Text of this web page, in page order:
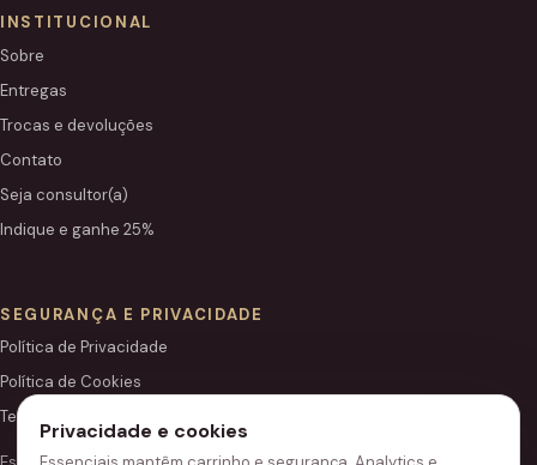
INSTITUCIONAL
Sobre
Entregas
Trocas e devoluções
Contato
Seja consultor(a)
Indique e ganhe 25%
SEGURANÇA E PRIVACIDADE
Política de Privacidade
Política de Cookies
Termos de Uso
Privacidade e cookies